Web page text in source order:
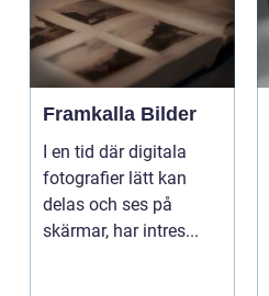
Framkalla Bilder
I en tid där digitala
fotografier lätt kan
delas och ses på
skärmar, har intres...